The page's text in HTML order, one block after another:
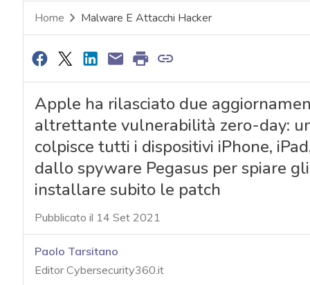
Home Malware E Attacchi Hacker
Apple ha rilasciato due
altrettante vulnerabilità zero-day:
colpisce tutti i dispositivi iPhone,
dallo spyware Pegasus per spiare
installare subito le patch
Pubblicato il 14 Set 2021
Paolo Tarsitano
Editor Cybersecurity360.it